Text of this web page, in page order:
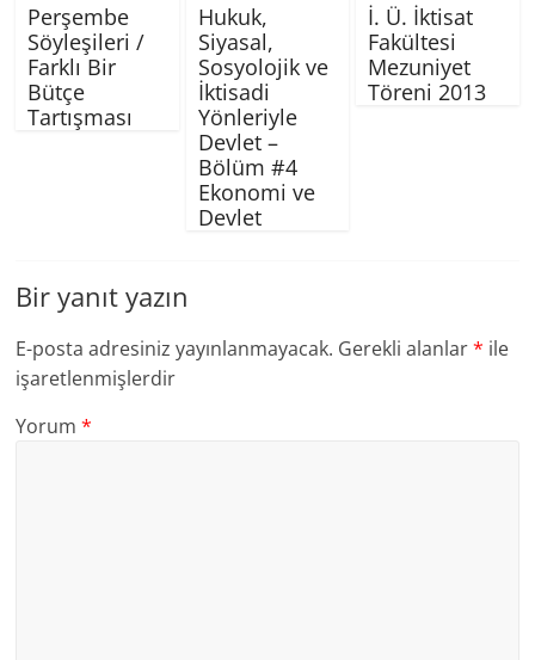
Perşembe
Söyleşileri /
Farklı Bir
Bütçe
Tartışması
Hukuk,
Siyasal,
Sosyolojik ve
İktisadi
Yönleriyle
Devlet –
Bölüm #4
Ekonomi ve
Devlet
İ. Ü. İktisat
Fakültesi
Mezuniyet
Töreni 2013
Bir yanıt yazın
E-posta adresiniz yayınlanmayacak. Gerekli alanlar* ile
işaretlenmişlerdir
Yorum*